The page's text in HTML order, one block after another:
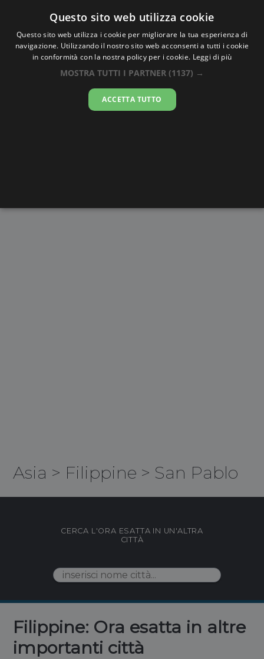
Oraesatta.co
Ora EsattaSan Pablo
14:42:13
Asia > Filippine > San Pablo
CERCA L'ORA ESATTA IN UN'ALTRA
CITTÀ
Filippine: Ora esatta in altre
importanti città
Questo sito web utilizza cookie
Questo sito web utilizza i cookie per migliorare la tua esperienza di
navigazione. Utilizzando il nostro sito web acconsenti a tutti i cookie
in conformità con la nostra policy per i cookie. Leggi di più
MOSTRA TUTTI I PARTNER (1137) →
ACCETTA TUTTO